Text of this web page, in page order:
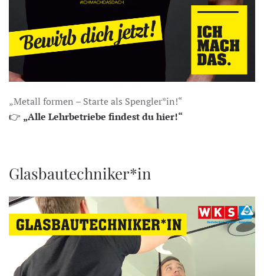
„Metall formen – Starte als Spengler*in!“
👉 „Alle Lehrbetriebe findest du hier!“
Glasbautechniker*in